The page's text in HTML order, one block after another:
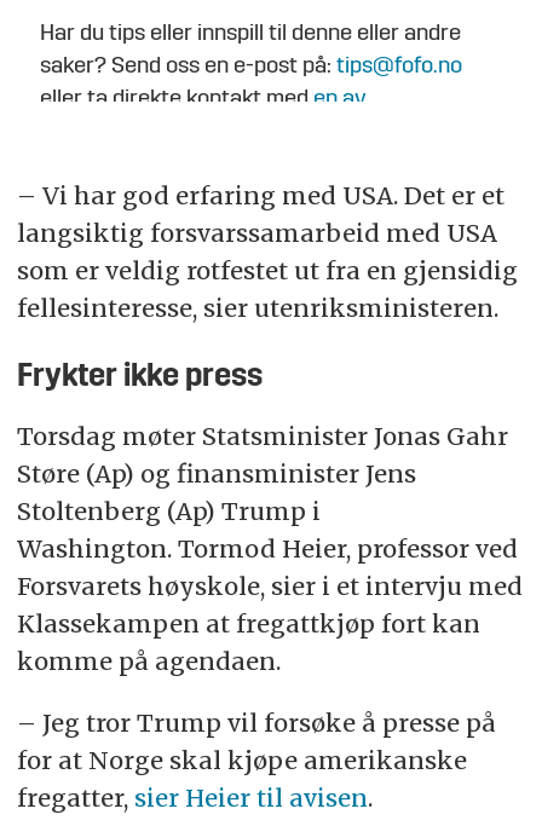
Har du tips eller innspill til denne eller andre
saker? Send oss en e-post på:tips@fofo.no
eller ta direkte kontakt med en av
– Vi har god erfaring med USA. Det er et
langsiktig forsvarssamarbeid med USA
som er veldig rotfestet ut fra en gjensidig
fellesinteresse, sier utenriksministeren.
Frykter ikke press
Torsdag møter Statsminister Jonas Gahr
Støre (Ap) og finansminister Jens
Stoltenberg (Ap) Trump i
Washington. Tormod Heier, professor ved
Forsvarets høyskole, sier i et intervju med
Klassekampen at fregattkjøp fort kan
komme på agendaen.
– Jeg tror Trump vil forsøke å presse på
for at Norge skal kjøpe amerikanske
fregatter, sier Heier til avisen.